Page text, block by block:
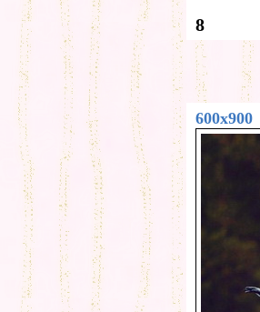
8
600x900